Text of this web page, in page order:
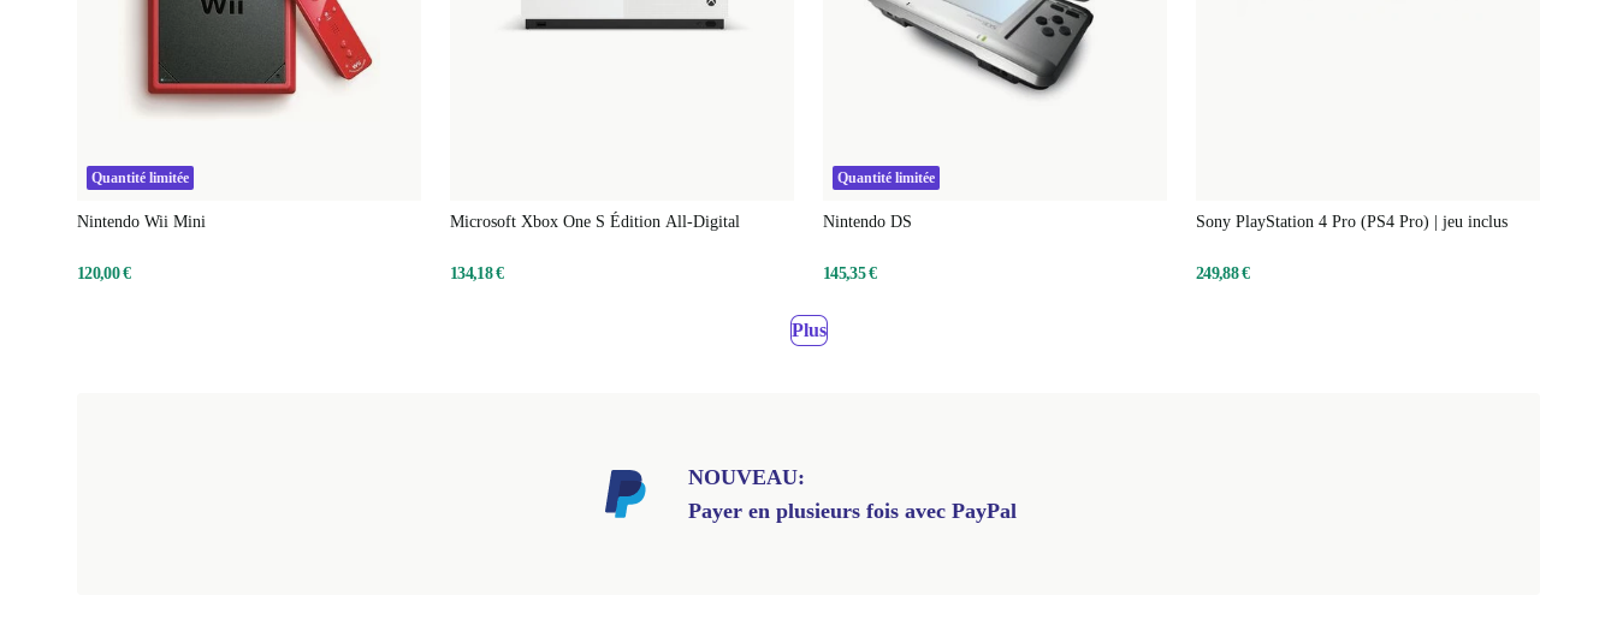
Quantité limitée
Nintendo Wii Mini
120,00 €
Microsoft Xbox One S Édition All-Digital
134,18 €
Quantité limitée
Nintendo DS
145,35 €
Sony PlayStation 4 Pro (PS4 Pro) | jeu inclus
249,88 €
Plus
NOUVEAU:
Payer en plusieurs fois avec PayPal